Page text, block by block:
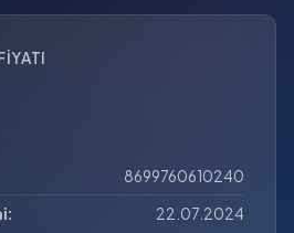
8699760610240
22.07.2024